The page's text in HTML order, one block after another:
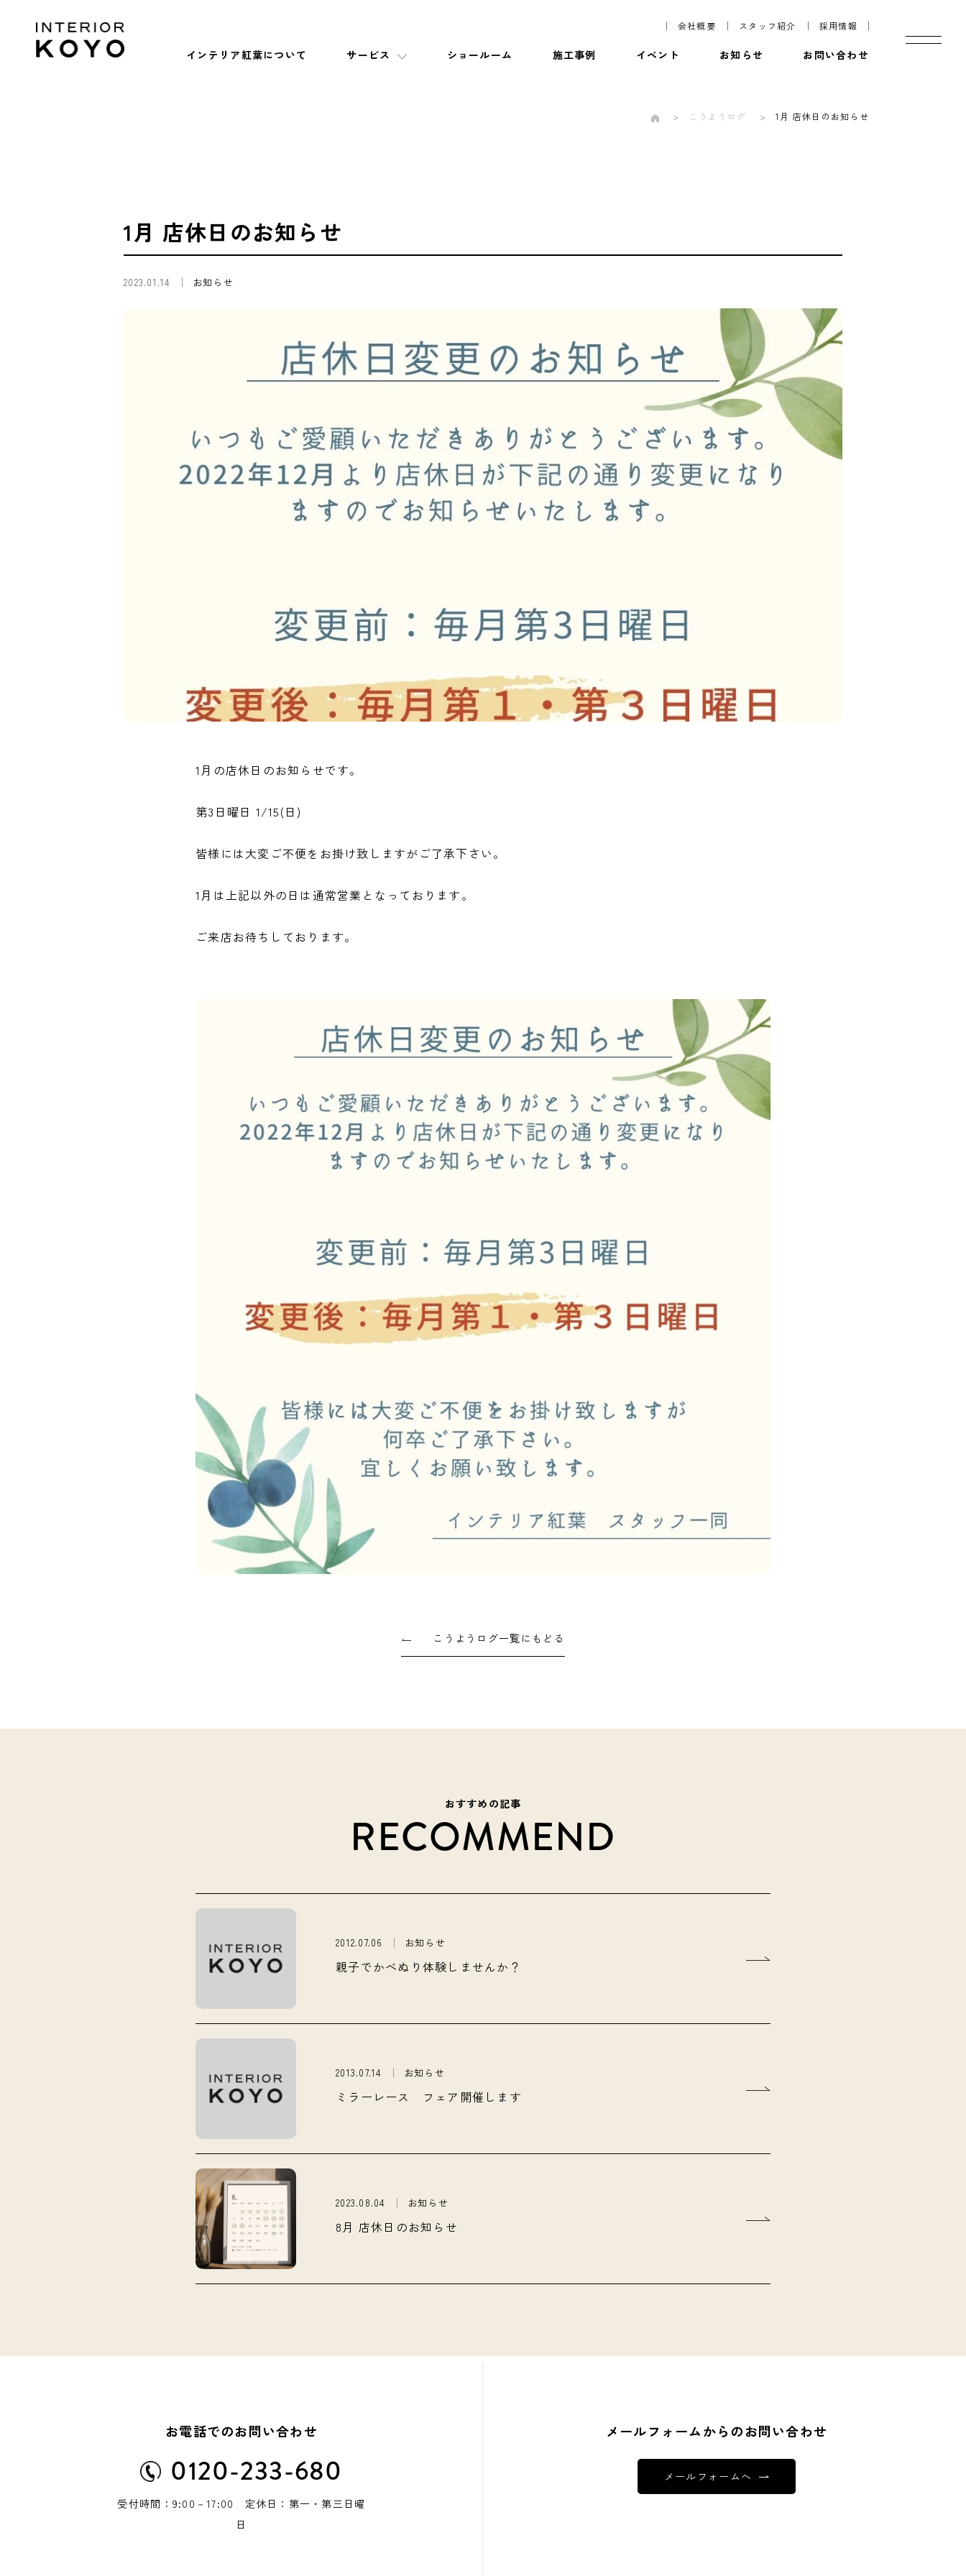
会社概要 スタッフ紹介 採用情報
インテリア紅葉について サービス ショールーム 施工事例 イベント お知らせ お問い合わせ
こうようログ 1月 店休日のお知らせ
1月 店休日のお知らせ
2023.01.14 お知らせ
1月の店休日のお知らせです。
第3日曜日 1/15(日)
皆様には大変ご不便をお掛け致しますがご了承下さい。
1月は上記以外の日は通常営業となっております。
ご来店お待ちしております。
こうようログ一覧にもどる
おすすめの記事
RECOMMEND
2012.07.06 お知らせ
親子でかべぬり体験しませんか？
2013.07.14 お知らせ
ミラーレース フェア開催します
2023.08.04 お知らせ
8月 店休日のお知らせ
お電話でのお問い合わせ
0120-233-680
受付時間：9:00－17:00 定休日：第一・第三日曜
日
メールフォームからのお問い合わせ
メールフォームへ